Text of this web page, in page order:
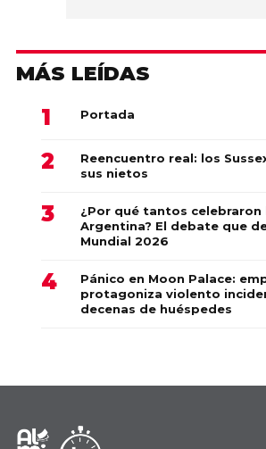
MÁS LEÍDAS
Portada
Reencuentro real: los
sus nietos
¿Por qué tantos
Argentina? El debate que
Mundial 2026
Pánico en Moon Palace:
protagoniza violento
decenas de huéspedes